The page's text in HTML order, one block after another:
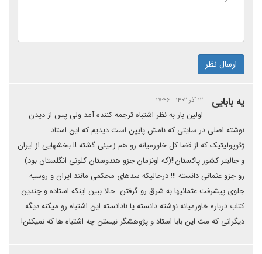
ارسال نظر
یه بابایی ۱۲ آذر ۱۴۰۲ | ۱۷:۴۶
اولین بار به نظر اشتباه ترجمه کننده آمد ولی پس از دیدن
نوشته اصلی در سایتی که نامش پایین است دیدیم که این استاد
ژئوپولیتیک که از قضا کل خاورمیانه رو هم زمینی گشته !! بخشهایی از ایران
و جالبتر کشور پاکستان!!(که اونزمان جزو هندوستان کلونی انگلستان بود)
رو جزو عثمانی دانسته !!! درحالیکه سدهای محکمی مانند ایران و روسیه
جلوی پیشرفت عثمانیها به شرق رو گرفتن. حالا ببین اینکه استاده و چندین
کتاب درباره خاورمیانه نوشته دانسته یا نادانسته این اشتباه رو میکنه دیگه
دیگرانی که مث این بابا استاد و پژوهشگر نیستن چه اشتباه ها که نمیکنن!